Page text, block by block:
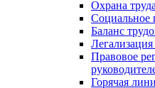
Охрана труда
Социальное
Баланс
Правовое
Горячая